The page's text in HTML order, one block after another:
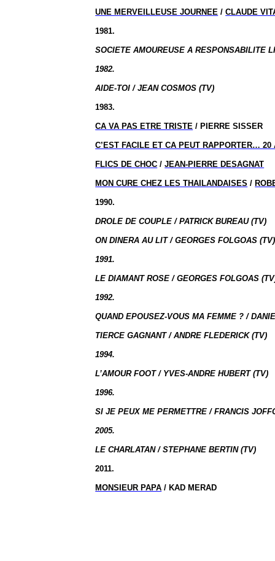
UNE MERVEILLEUSE JOURNEE /CLAUDE
1981.
SOCIETE AMOUREUSE A RESPONSABILITE
1982.
AIDE-TOI / JEAN COSMOS (TV)
1983.
CA VA PAS ETRE TRISTE / PIERRE SISSER
C’EST FACILE ET CA PEUT RAPPORTER… 20
FLICS DE CHOC /JEAN-PIERRE DESAGNAT
MON CURE CHEZ LES THAILANDAISES /
1990.
DROLE DE COUPLE / PATRICK BUREAU (TV)
ON DINERA AU LIT / GEORGES FOLGOAS (TV)
1991.
LE DIAMANT ROSE / GEORGES FOLGOAS
1992.
QUAND EPOUSEZ-VOUS MA FEMME ? /
TIERCE GAGNANT / ANDRE FLEDERICK (TV)
1994.
L’AMOUR FOOT / YVES-ANDRE HUBERT (TV)
1996.
SI JE PEUX ME PERMETTRE / FRANCIS
2005.
LE CHARLATAN / STEPHANE BERTIN (TV)
2011.
MONSIEUR PAPA / KAD MERAD